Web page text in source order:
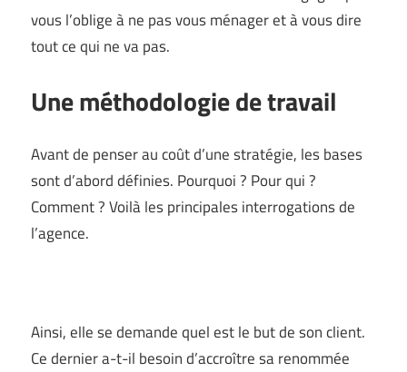
vous l’oblige à ne pas vous ménager et à vous dire
tout ce qui ne va pas.
Une méthodologie de travail
Avant de penser au coût d’une stratégie, les bases
sont d’abord définies. Pourquoi ? Pour qui ?
Comment ? Voilà les principales interrogations de
l’agence.
Ainsi, elle se demande quel est le but de son client.
Ce dernier a-t-il besoin d’accroître sa renommée